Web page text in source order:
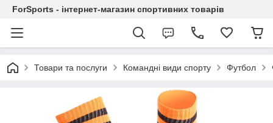
ForSports - інтернет-магазин спортивних товарів
Товари та послуги Командні види спорту Футбол